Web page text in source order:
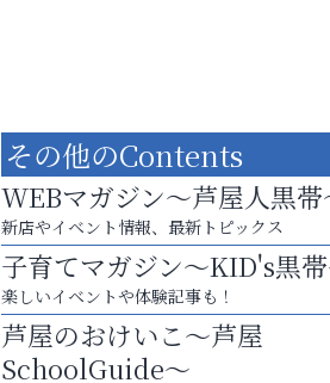
運動不足「動かない」を解消しませんか？
杉塾 芦屋校
その他のContents
WEBマガジン～芦屋人黒帯
新店やイベント情報、最新トピックス
子育てマガジン～KID's黒
楽しいイベントや体験記事も！
芦屋のおけいこ～芦屋
SchoolGuide～